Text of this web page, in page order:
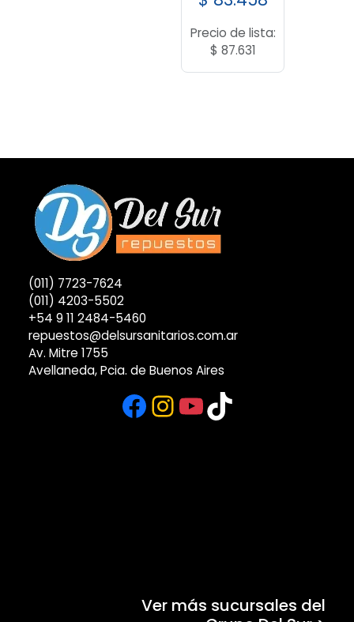
Precio de lista:
$ 87.631
(011) 7723-7624
(011) 4203-5502
+54 9 11 2484-5460
repuestos@delsursanitarios.com.ar
Av. Mitre 1755
Avellaneda, Pcia. de Buenos Aires
Facebook
Instagram
YouTube
TikTok
Ver más sucursales del